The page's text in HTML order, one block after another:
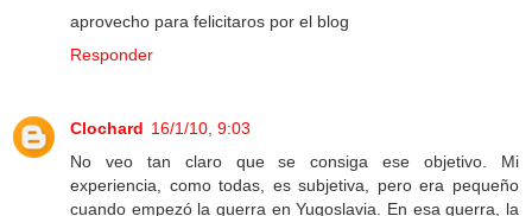
aprovecho para felicitaros por el blog
Responder
Clochard 16/1/10, 9:03
No veo tan claro que se consiga ese objetivo. Mi
experiencia, como todas, es subjetiva, pero era pequeño
cuando empezó la guerra en Yugoslavia. En esa guerra, la